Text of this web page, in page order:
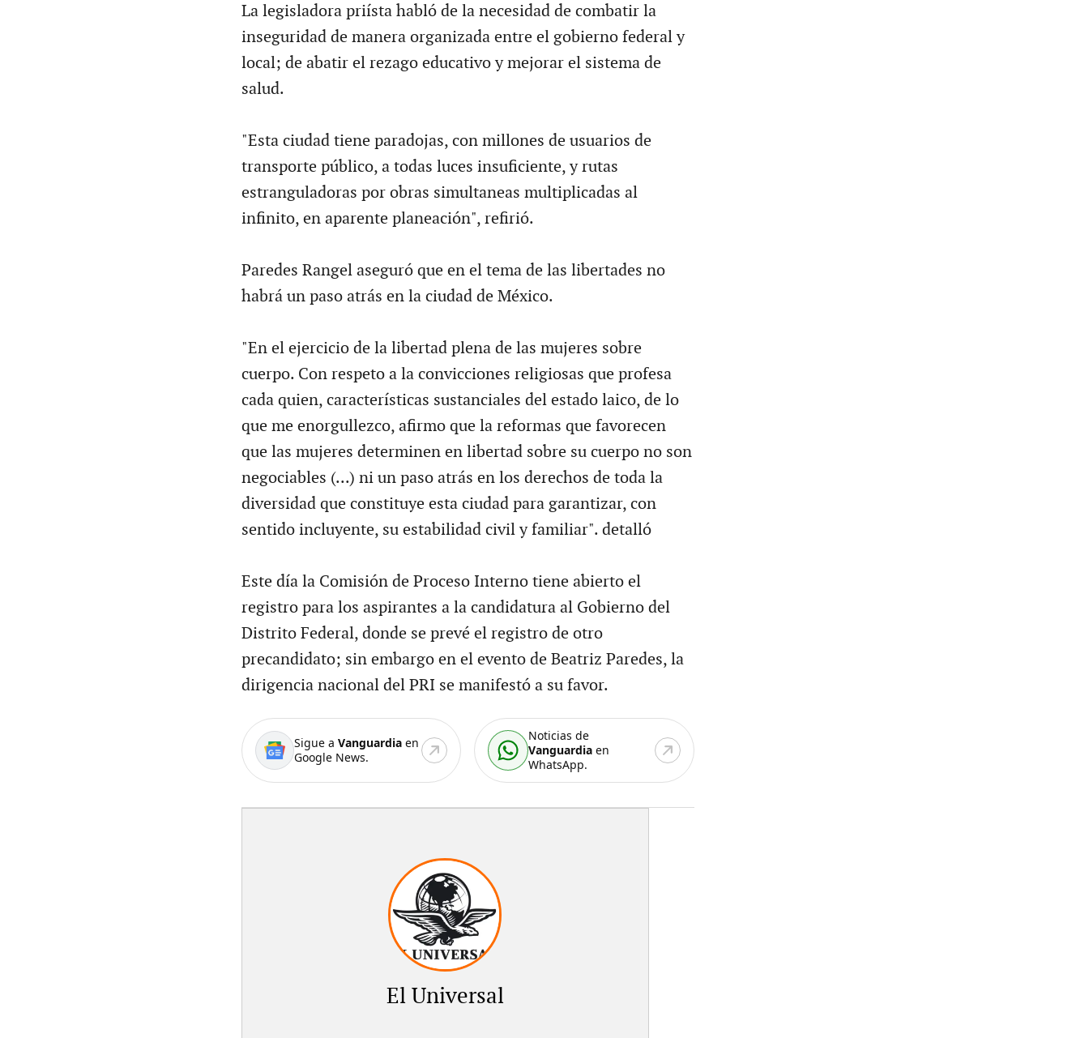
La legisladora priísta habló de la necesidad de combatir la
inseguridad de manera organizada entre el gobierno federal y
local; de abatir el rezago educativo y mejorar el sistema de
salud.
"Esta ciudad tiene paradojas, con millones de usuarios de
transporte público, a todas luces insuficiente, y rutas
estranguladoras por obras simultaneas multiplicadas al
infinito, en aparente planeación", refirió.
Paredes Rangel aseguró que en el tema de las libertades no
habrá un paso atrás en la ciudad de México.
"En el ejercicio de la libertad plena de las mujeres sobre
cuerpo. Con respeto a la convicciones religiosas que profesa
cada quien, características sustanciales del estado laico, de lo
que me enorgullezco, afirmo que la reformas que favorecen
que las mujeres determinen en libertad sobre su cuerpo no son
negociables (...) ni un paso atrás en los derechos de toda la
diversidad que constituye esta ciudad para garantizar, con
sentido incluyente, su estabilidad civil y familiar". detalló
Este día la Comisión de Proceso Interno tiene abierto el
registro para los aspirantes a la candidatura al Gobierno del
Distrito Federal, donde se prevé el registro de otro
precandidato; sin embargo en el evento de Beatriz Paredes, la
dirigencia nacional del PRI se manifestó a su favor.
Sigue a Vanguardiaen
Google News.
Noticias de
Vanguardia en
WhatsApp.
El Universal